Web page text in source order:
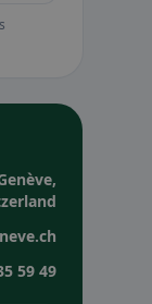
59 49